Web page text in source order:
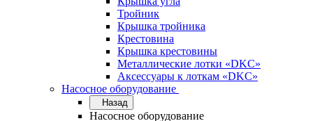
Тройник
Крышка тройника
Крестовина
Крышка крестовины
Металлические лотки «DKC»
Аксессуары к лоткам «DKC»
Насосное оборудование
Назад
Насосное оборудование